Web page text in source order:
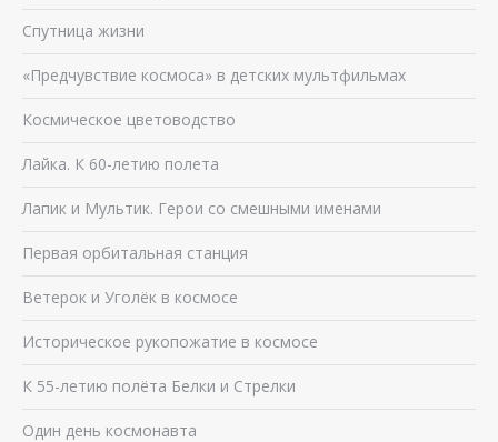
Спутница жизни
«Предчувствие космоса» в детских мультфильмах
Космическое цветоводство
Лайка. К 60-летию полета
Лапик и Мультик. Герои со смешными именами
Первая орбитальная станция
Ветерок и Уголёк в космосе
Историческое рукопожатие в космосе
К 55-летию полёта Белки и Стрелки
Один день космонавта